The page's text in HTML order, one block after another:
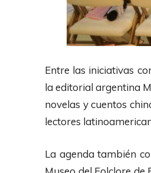
Entre las iniciativas
la editorial argentina
novelas y cuentos
lectores
La agenda también